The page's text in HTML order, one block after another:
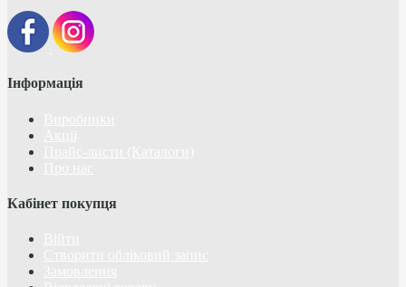
Інформація
Кабінет покупця